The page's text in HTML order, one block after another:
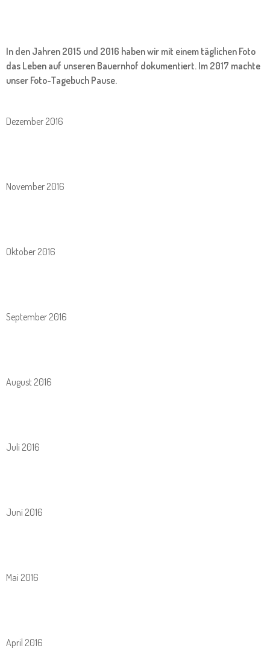
In den Jahren 2015 und 2016 haben wir mit einem täglichen Foto
das Leben auf unseren Bauernhof dokumentiert. Im 2017 machte
unser Foto-Tagebuch Pause.
Dezember 2016
November 2016
Oktober 2016
September 2016
August 2016
Juli 2016
Juni 2016
Mai 2016
April 2016